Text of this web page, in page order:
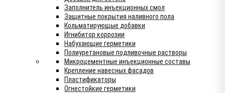
Заполнитель инъекционных смол
Защитные покрытия наливного пола
Кольматирующые добавки
Игнибитор коррозии
Набухающие герметики
Полиуретановые подливочные растворы
Микроцементные инъекционные составы
Крепление навесных фасадов
Пластификаторы
Огнестойкие герметики